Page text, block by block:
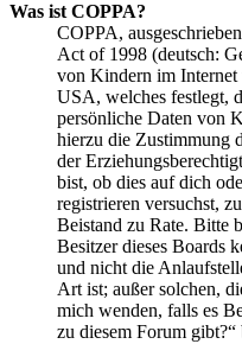
Was ist COPPA?
COPPA,
Act of 1998 (deutsch:
von Kindern im Internet
USA, welches festlegt,
persönliche Daten von
hierzu die Zustimmung
der
bist, ob dies auf dich
registrieren versuchst,
Beistand zu Rate. Bitte
Besitzer dieses Boards
und nicht die
Art ist; außer solchen,
mich wenden, falls es
zu diesem Forum gibt?“